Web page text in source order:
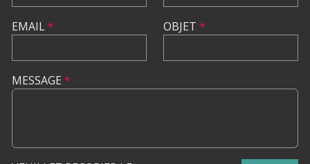
EMAIL* OBJET *
MESSAGE *